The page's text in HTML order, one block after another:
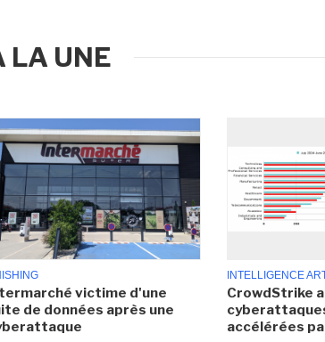
LA UNE
victime d'une
de données après une
INTELLIGENCE
CrowdStrike
accélérées